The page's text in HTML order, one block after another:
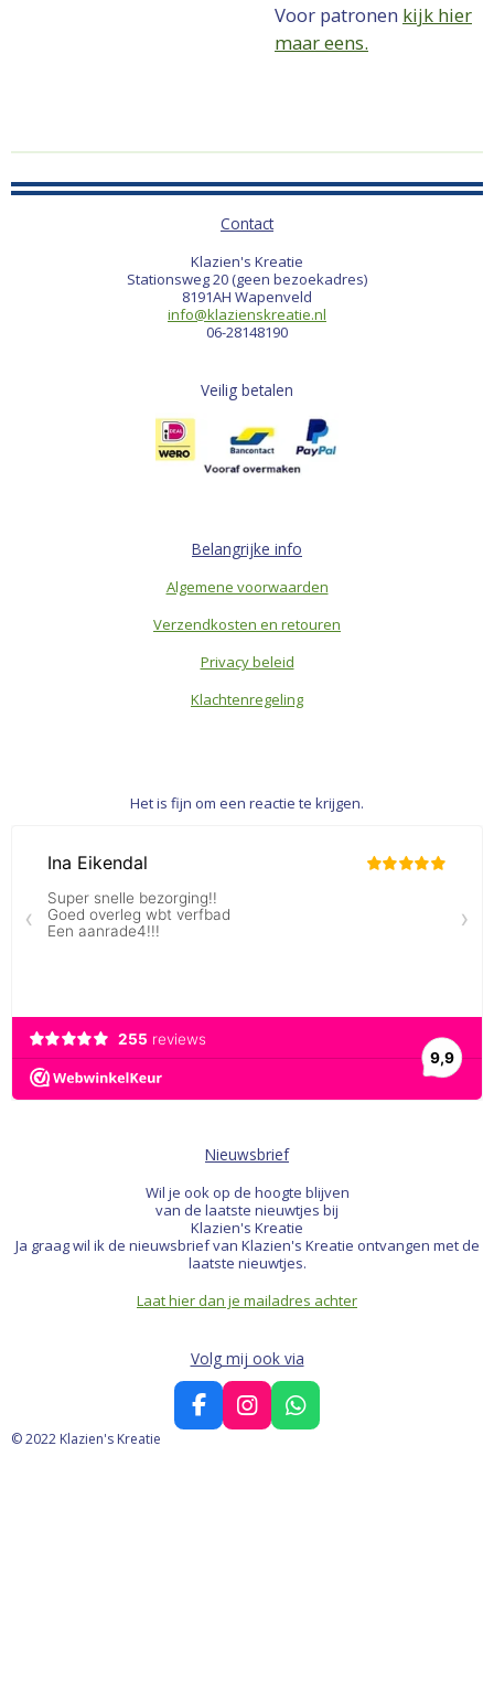
Voor patronen kijk hier
maar eens.
Contact
Klazien's Kreatie
Stationsweg 20 (geen bezoekadres)
8191AH Wapenveld
info@klazienskreatie.nl
06-28148190
Veilig betalen
Belangrijke info
Algemene voorwaarden
Verzendkosten en retouren
Privacy beleid
Klachtenregeling
Het is fijn om een reactie te krijgen.
Nieuwsbrief
Wil je ook op de hoogte blijven
van de laatste nieuwtjes bij
Klazien's Kreatie
Ja graag wil ik de nieuwsbrief van Klazien's Kreatie ontvangen met de
laatste nieuwtjes.
Laat hier dan je mailadres achter
Volg mij ook via
F
a
I
n
W
h
© 2022 Klazien's Kreatie